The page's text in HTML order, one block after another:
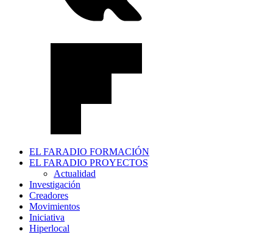
EL FARADIO FORMACIÓN
EL FARADIO PROYECTOS
Actualidad
Investigación
Creadores
Movimientos
Iniciativa
Hiperlocal